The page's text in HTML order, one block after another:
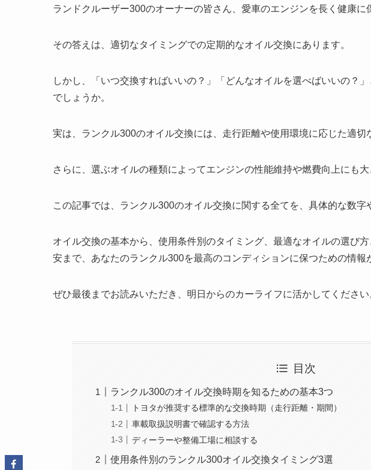
ランドクルーザー300のオーナーの皆さん、愛車のエンジンを長く健康に
その答えは、適切なタイミングでの定期的なオイル交換にあります。
しかし、「いつ交換すればいいの？」「どんなオイルを選べばいいの？
でしょうか。
実は、ランクル300のオイル交換には、走行距離や使用環境に応じた適切
さらに、選ぶオイルの種類によってエンジンの性能維持や燃費向上にも大
この記事では、ランクル300のオイル交換に関する全てを、具体的な数字
オイル交換の基本から、使用条件別のタイミング、最適なオイルの選び
安まで、あなたのランクル300を最高のコンディションに保つための情報
ぜひ最後までお読みいただき、明日からのカーライフに活かしてください
目次
ランクル300のオイル交換時期を知るための基本3つ
トヨタが推奨する標準的な交換時期（走行距離・期間）
車載取扱説明書で確認する方法
ディーラーや整備工場に相談する
使用条件別のランクル300オイル交換タイミング3選